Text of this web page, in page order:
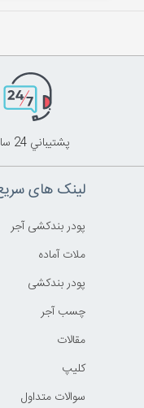
پشتيباني 24 ساعته
لینک های
پودر بندکشی آجر
ملات آماده
پودر بندکشی
چسب آجر
مقالات
کليپ
سوالات متداول